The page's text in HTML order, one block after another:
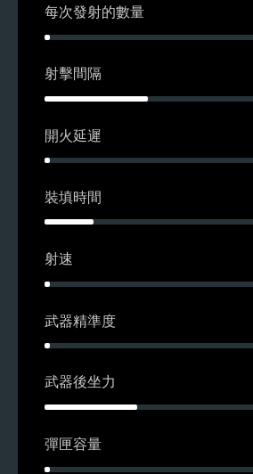
每次發射的數量
射擊間隔
開火延遲
裝填時間
射速
武器精準度
武器後坐力
彈匣容量